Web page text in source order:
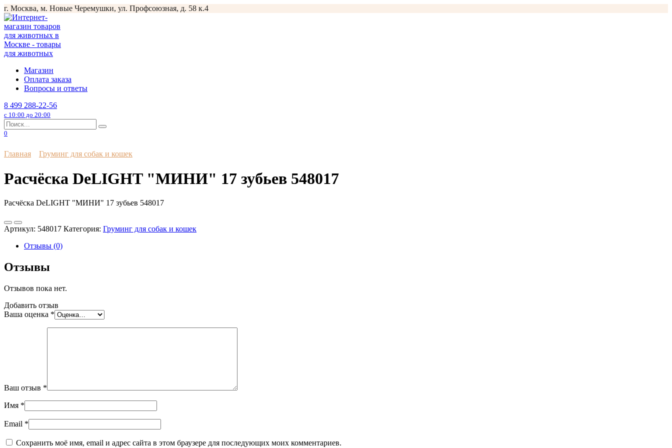
Перейти
к
содержанию
г. Москва, м. Новые Черемушки, ул. Профсоюзная, д. 58 к.4
Магазин
Оплата заказа
Вопросы и ответы
8 499 288-22-56
с 10:00 до 20:00
Search
for:
0
Главная Груминг для собак и кошек
Расчёска DeLIGHT "МИНИ" 17 зубьев 548017
Расчёска DeLIGHT "МИНИ" 17 зубьев 548017
Артикул: 548017 Категория: Груминг для собак и кошек
Отзывы (0)
Отзывы
Отзывов пока нет.
Добавить отзыв
Ваша оценка *
Ваш отзыв *
Имя *
Email *
Сохранить моё имя, email и адрес сайта в этом браузере для последующих моих комментариев.